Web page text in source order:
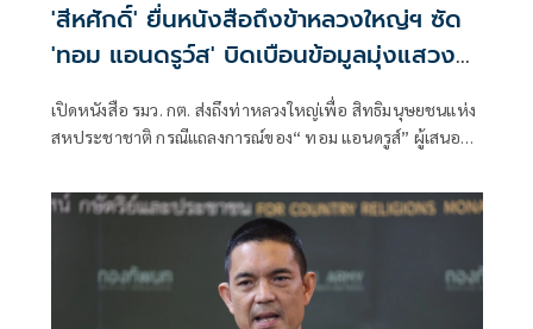
'สีหศักดิ์' ยื่นหนังสือถึงข้าหลวงใหญ่ฯ ซัด
'ทอม แอนดรูว์ส' บิดเบือนข้อมูลมุ่งแสวงหา
ผลประโยชน์ทางการเมือง
เปิดหนังสือ รมว. กต. ส่งถึงท่าหลวงใหญ่เพื่อ สิทธิมนุษยชนแห่ง
สหประชาชาติ กรณีแถลงการณ์ของ“ ทอม แอนดรูส์” ผู้เสนอ
พาดพิงไทยด้วยข้อมูลที่ไม่ตรงกับความเป็นจริง